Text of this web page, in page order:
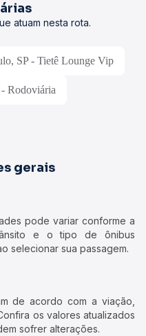
atuam nesta rota.
SP - Tietê Lounge Vip
Rodoviária
gerais
pode variar conforme a
e o tipo de ônibus
selecionar sua passagem.
de acordo com a viação,
os valores atualizados
sofrer alterações.